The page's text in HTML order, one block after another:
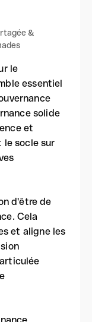
&
le
essentiel
solide
et
le socle sur
d'être de
Cela
et aligne les